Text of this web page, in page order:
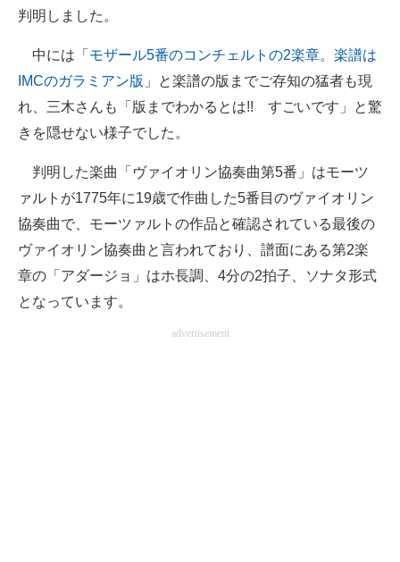
判明しました。
中には「 モザール5番のコンチェルトの2楽章。楽譜は
IMCのガラミアン版 」と楽譜の版までご存知の猛者も現
れ、三木さんも「版までわかるとは!! すごいです」と驚
きを隠せない様子でした。
判明した楽曲「ヴァイオリン協奏曲第5番」はモーツ
ァルトが1775年に19歳で作曲した5番目のヴァイオリン
協奏曲で、モーツァルトの作品と確認されている最後の
ヴァイオリン協奏曲と言われており、譜面にある第2楽
章の「アダージョ」はホ長調、4分の2拍子、ソナタ形式
となっています。
advertisement